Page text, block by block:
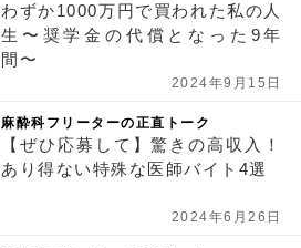
わずか1000万円で買われた私の人
生〜奨学金の代償となった9年
間〜
2024年9月15日
麻酔科フリーターの正直トーク
【ぜひ応募して】驚きの高収入！
あり得ない特殊な医師バイト4選
2024年6月26日